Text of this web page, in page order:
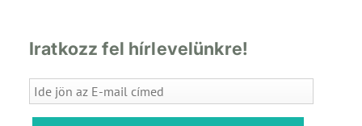
Iratkozz fel hírlevelünkre!